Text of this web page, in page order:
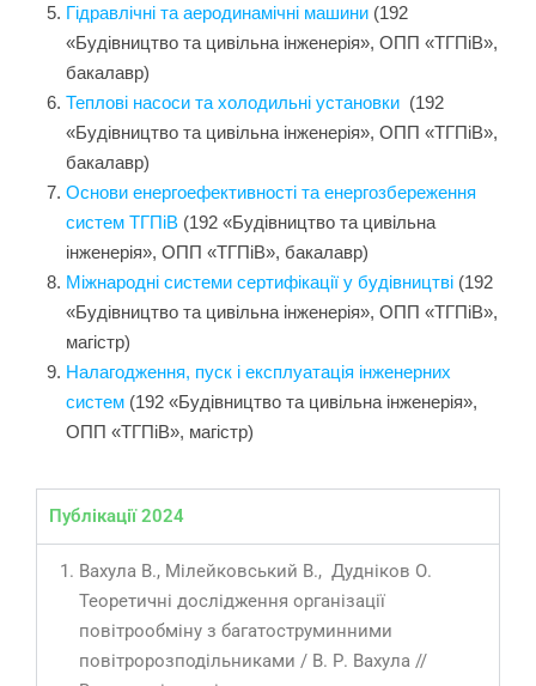
Гідравлічні та аеродинамічні машини (192
«Будівництво та цивільна інженерія», ОПП «ТГПіВ»,
бакалавр)
Теплові насоси та холодильні установки (192
«Будівництво та цивільна інженерія», ОПП «ТГПіВ»,
бакалавр)
Основи енергоефективності та енергозбереження
систем ТГПіВ (192 «Будівництво та цивільна
інженерія», ОПП «ТГПіВ», бакалавр)
Міжнародні системи сертифікації у будівництві (192
«Будівництво та цивільна інженерія», ОПП «ТГПіВ»,
магістр)
Налагодження, пуск і експлуатація інженерних
систем (192 «Будівництво та цивільна інженерія»,
ОПП «ТГПіВ», магістр)
Публікації 2024
Вахула В., Мілейковський В., Дудніков О.
Теоретичні дослідження організації
повітрообміну з багатоструминними
повітророзподільниками / В. Р. Вахула //